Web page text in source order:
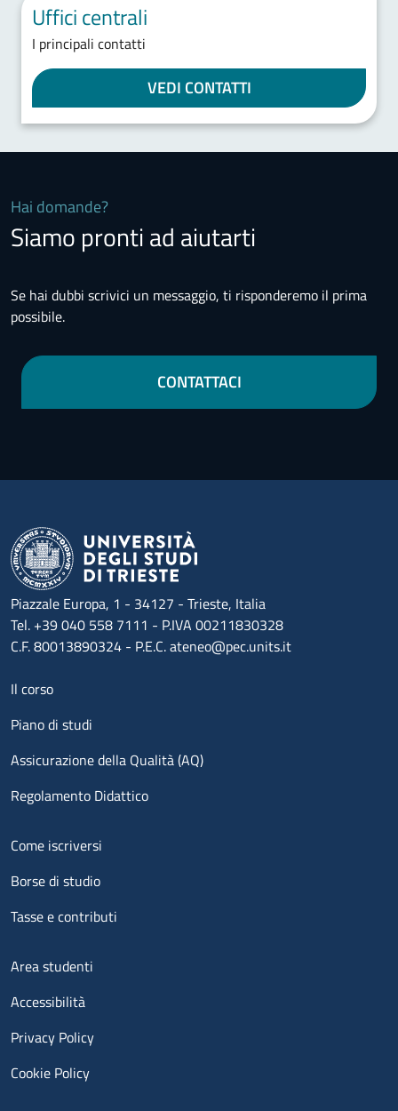
Uffici centrali
I principali contatti
VEDI CONTATTI
Hai domande?
Siamo pronti ad aiutarti
Se hai dubbi scrivici un messaggio, ti risponderemo il prima
possibile.
CONTATTACI
Piazzale Europa, 1 - 34127 - Trieste, Italia
Tel. +39 040 558 7111 - P.IVA 00211830328
C.F. 80013890324 - P.E.C. ateneo@pec.units.it
Menu footer 1
Il corso
Piano di studi
Assicurazione della Qualità (AQ)
Regolamento Didattico
Menu footer 2
Come iscriversi
Borse di studio
Tasse e contributi
Menu footer 3
Area studenti
Accessibilità
Privacy Policy
Cookie Policy